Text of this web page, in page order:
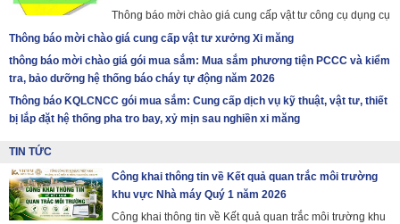
Thông báo mời chào giá cung cấp vật tư công cụ dụng cụ
Thông báo mời chào giá cung cấp vật tư xưởng Xi măng
thông báo mời chào giá gói mua sắm: Mua sắm phương tiện PCCC và kiểm
tra, bảo dưỡng hệ thống báo cháy tự động năm 2026
Thông báo KQLCNCC gói mua sắm: Cung cấp dịch vụ kỹ thuật, vật tư, thiết
bị lắp đặt hệ thống pha tro bay, xỷ mịn sau nghiền xi măng
TIN TỨC
Công khai thông tin về Kết quả quan trắc môi trường
khu vực Nhà máy Quý 1 năm 2026
Công khai thông tin về Kết quả quan trắc môi trường khu